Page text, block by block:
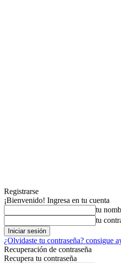
Registrarse
¡Bienvenido! Ingresa en tu cuenta
tu
tu
¿Olvidaste tu contraseña? consigue
Recuperación de contraseña
Recupera tu contraseña